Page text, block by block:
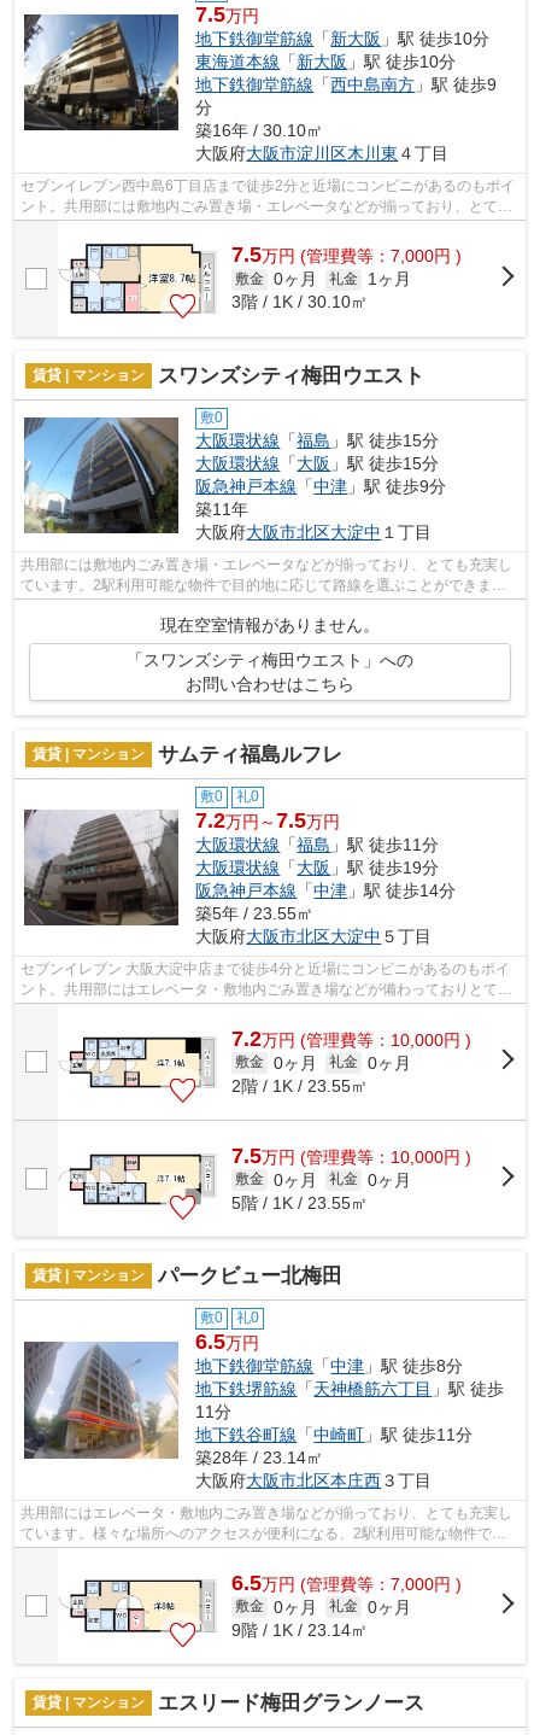
7.5万円
地下鉄御堂筋線 「新大阪 」駅 徒歩10分
東海道本線 「新大阪 」駅 徒歩10分
地下鉄御堂筋線 「西中島南方 」駅 徒歩9
分
築16年 / 30.10㎡
大阪府大阪市淀川区木川東 ４丁目
セブンイレブン西中島6丁目店まで徒歩2分と近場にコンビニがあるのもポイ
ント。共用部には敷地内ごみ置き場・エレベータなどが揃っており、とても
充実しています。外観タイル張りは、...
7.5万円 (管理費等：7,000円 )
敷金 0ヶ月 礼金
1ヶ月
3階 / 1K / 30.10㎡
賃貸 | マンション スワンズシティ梅田ウエスト
敷0
大阪環状線 「福島 」駅 徒歩15分
大阪環状線 「大阪 」駅 徒歩15分
阪急神戸本線 「中津 」駅 徒歩9分
築11年
大阪府大阪市北区大淀中 １丁目
共用部には敷地内ごみ置き場・エレベータなどが揃っており、とても充実し
ています。2駅利用可能な物件で目的地に応じて路線を選ぶことができま
す。外壁はタイル張りとなっていて、印象...
現在空室情報がありません。
「スワンズシティ梅田ウエスト」への
お問い合わせはこちら
賃貸 | マンション サムティ福島ルフレ
敷0 礼0
7.2万円～7.5万円
大阪環状線 「福島 」駅 徒歩11分
大阪環状線 「大阪 」駅 徒歩19分
阪急神戸本線 「中津 」駅 徒歩14分
築5年 / 23.55㎡
大阪府大阪市北区大淀中 ５丁目
セブンイレブン 大阪大淀中店まで徒歩4分と近場にコンビニがあるのもポイ
ント。共用部にはエレベータ・敷地内ごみ置き場などが備わっておりとても
7.2万円 (管理費等：10,000円 )
敷金 0ヶ月 礼金 0ヶ月
2階 / 1K / 23.55㎡
7.5万円 (管理費等：10,000円 )
敷金 0ヶ月 礼金 0ヶ月
5階 / 1K / 23.55㎡
賃貸 | マンション パークビュー北梅田
敷0 礼0
6.5万円
地下鉄御堂筋線 「中津 」駅 徒歩8分
地下鉄堺筋線 「天神橋筋六丁目 」駅 徒歩
11分
地下鉄谷町線 「中崎町 」駅 徒歩11分
築28年 / 23.14㎡
大阪府大阪市北区本庄西３丁目
共用部にはエレベータ・敷地内ごみ置き場などが揃っており、とても充実し
ています。様々な場所へのアクセスが便利になる、2駅利用可能な物件で
6.5万円 (管理費等：7,000円 )
敷金 0ヶ月 礼金 0ヶ月
9階 / 1K / 23.14㎡
賃貸 | マンション エスリード梅田グランノース